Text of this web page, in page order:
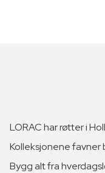
LORAC har røtter i
Kolleksjonene favner
Bygg alt fra